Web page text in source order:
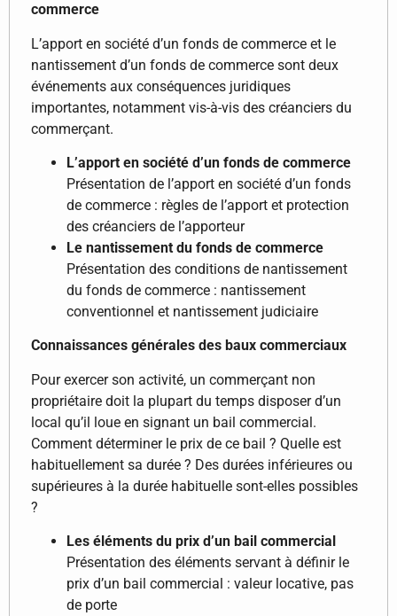
commerce
L’apport en société d’un fonds de commerce et le
nantissement d’un fonds de commerce sont deux
événements aux conséquences juridiques
importantes, notamment vis-à-vis des créanciers du
commerçant.
L’apport en société d’un fonds de commerce
Présentation de l’apport en société d’un fonds
de commerce : règles de l’apport et protection
des créanciers de l’apporteur
Le nantissement du fonds de commerce
Présentation des conditions de nantissement
du fonds de commerce : nantissement
conventionnel et nantissement judiciaire
Connaissances générales des baux commerciaux
Pour exercer son activité, un commerçant non
propriétaire doit la plupart du temps disposer d’un
local qu’il loue en signant un bail commercial.
Comment déterminer le prix de ce bail ? Quelle est
habituellement sa durée ? Des durées inférieures ou
supérieures à la durée habituelle sont-elles possibles
?
Les éléments du prix d’un bail commercial
Présentation des éléments servant à définir le
prix d’un bail commercial : valeur locative, pas
de porte